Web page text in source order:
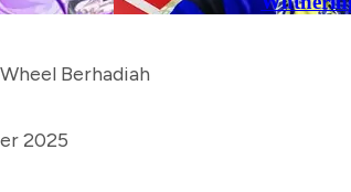
Berhadiah
2025